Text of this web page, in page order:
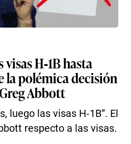
visas H‑1B hasta
la polémica decisión
Abbott
luego las visas H‑1B”. El
respecto a las visas.